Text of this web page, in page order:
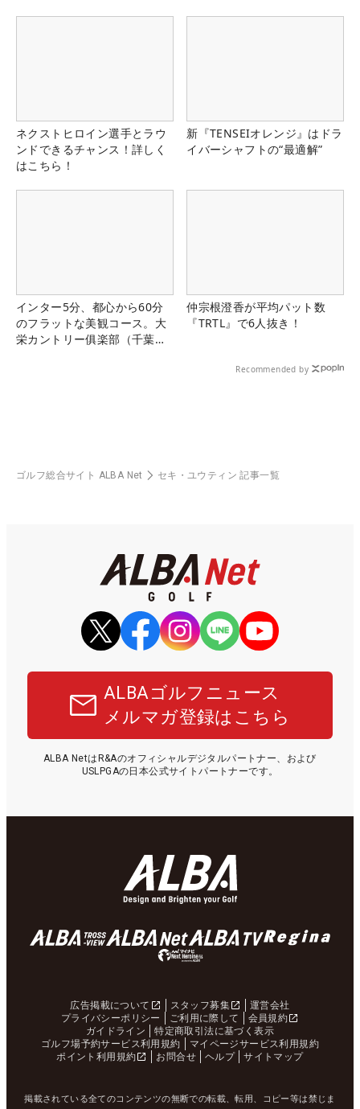
ネクストヒロイン選手とラウ
ンドできるチャンス！詳しく
はこちら！
新『TENSEIオレンジ』はドラ
イバーシャフトの“最適解”
インター5分、都心から60分
のフラットな美観コース。大
栄カントリー俱楽部（千葉
仲宗根澄香が平均パット数
『TRTL』で6人抜き！
Recommended by
ゴルフ総合サイト ALBA Net セキ・ユウティン 記事一覧
ALBAゴルフニュース
メルマガ登録はこちら
ALBA NetはR&Aのオフィシャルデジタルパートナー、および
USLPGAの日本公式サイトパートナーです。
広告掲載について スタッフ募集
運営会社
プライバシーポリシー
ご利用に際して
会員規約
ガイドライン
特定商取引法に基づく表示
ゴルフ場予約サービス利用規約
マイページサービス利用規約
ポイント利用規約
お問合せ ヘルプ サイトマップ
掲載されている全てのコンテンツの無断での転載、転用、コピー等は禁じま